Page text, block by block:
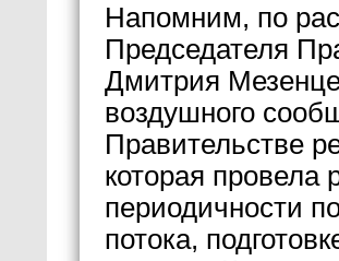
Напомним, по
Председателя
Дмитрия
воздушного
Правительстве
которая провела
периодичности
потока,